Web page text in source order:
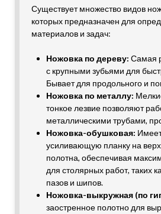
Существует множество видов
которых предназначен для
материалов и задач:
Ножовка по дереву: Самая
с крупными зубьями для
Бывает для продольного и
Ножовка по металлу:
тонкое лезвие позволяют
металлическими трубами,
Ножовка-обушковая:
усиливающую планку на
полотна, обеспечивая
для столярных работ, таких
пазов и шипов.
Ножовка-выкружная (по
заостренное полотно для